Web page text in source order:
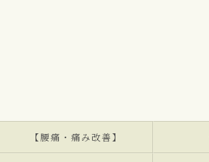
【腰痛・痛み改善】